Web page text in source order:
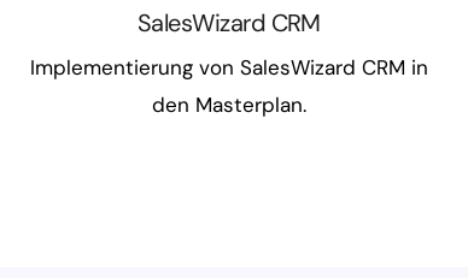
SalesWizard CRM
Implementierung von SalesWizard CRM in
den Masterplan.